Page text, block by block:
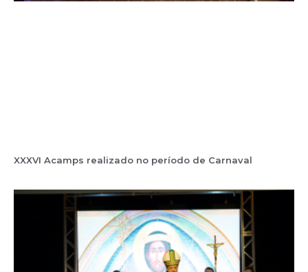
XXXVI Acamps realizado no período de Carnaval